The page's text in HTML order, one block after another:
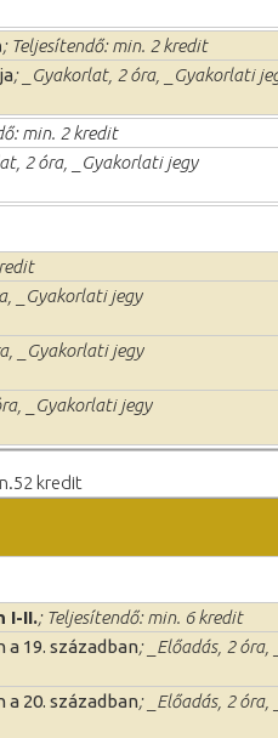
; Teljesítendő: min. 2 kredit
; _Gyakorlat, 2 óra, _Gyakorlati
min. 2 kredit
2 óra, _Gyakorlati jegy
_Gyakorlati jegy
_Gyakorlati jegy
_Gyakorlati jegy
kredit
I-II.; Teljesítendő: min. 6 kredit
19. században; _Előadás, 2 óra,
20. században; _Előadás, 2 óra,